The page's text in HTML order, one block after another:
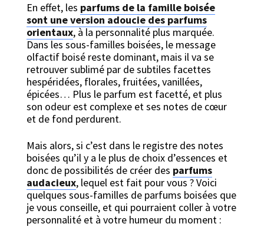
En effet, les parfums de la famille boisée
sont une version adoucie des parfums
orientaux, à la personnalité plus marquée.
Dans les sous-familles boisées, le message
olfactif boisé reste dominant, mais il va se
retrouver sublimé par de subtiles facettes
hespéridées, florales, fruitées, vanillées,
épicées… Plus le parfum est facetté, et plus
son odeur est complexe et ses notes de cœur
et de fond perdurent.
Mais alors, si c’est dans le registre des notes
boisées qu’il y a le plus de choix d’essences et
donc de possibilités de créer des parfums
audacieux, lequel est fait pour vous ? Voici
quelques sous-familles de parfums boisées que
je vous conseille, et qui pourraient coller à votre
personnalité et à votre humeur du moment :